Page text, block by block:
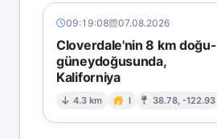
09:19:08 07.08.2026
Cloverdale'nin 8 km doğu-
güneydoğusunda,
Kaliforniya
4.3 km I 38.78, -122.93